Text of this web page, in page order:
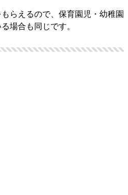
らえるので、保育園児・幼稚園
場合も同じです。